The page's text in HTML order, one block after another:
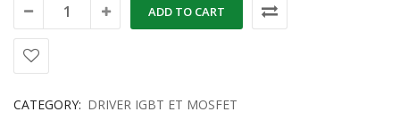
ADD TO CART
CATEGORY: DRIVER IGBT ET MOSFET